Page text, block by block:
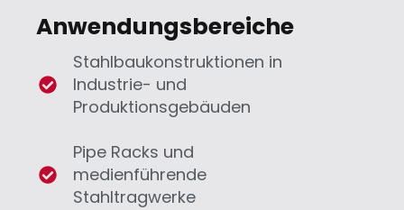
Anwendungsbereiche
Stahlbaukonstruktionen in
Industrie- und
Produktionsgebäuden
Pipe Racks und
medienführende
Stahltragwerke